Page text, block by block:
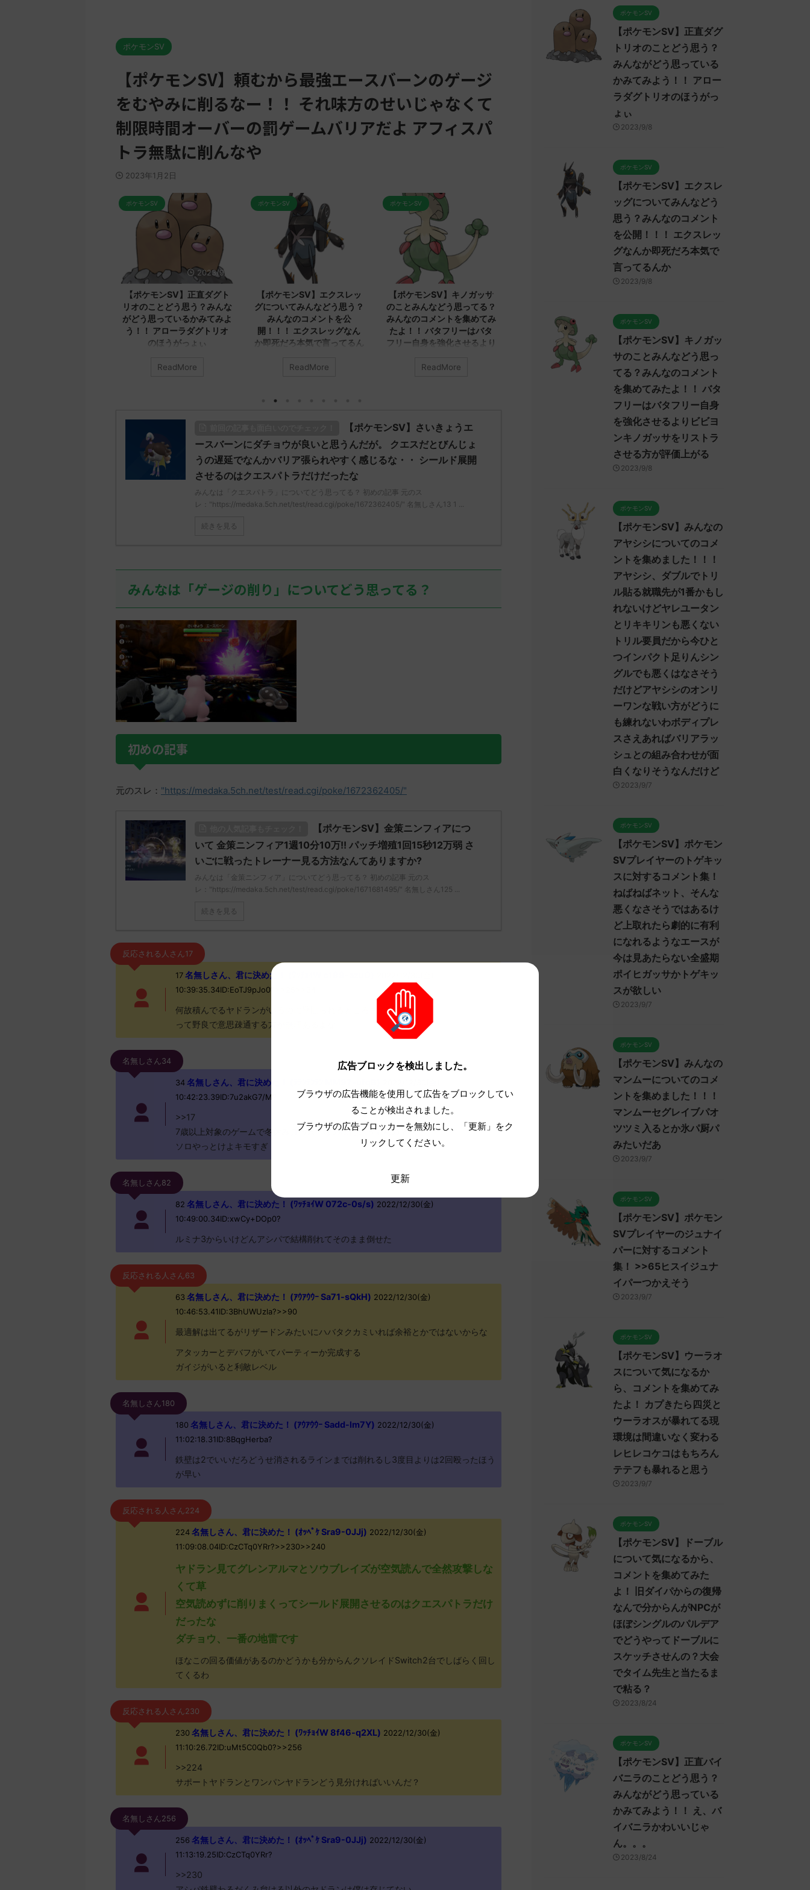
ポケモンSV
【ポケモンSV】頼むから最強エースバーンのゲージ
をむやみに削るなー！！ それ味方のせいじゃなくて
制限時間オーバーの罰ゲームバリアだよ アフィスパ
トラ無駄に削んなや
2023年1月2日
ポケモンSV
2023/9/8
【ポケモンSV】エクスレッ
グについてみんなどう思う？
みんなのコメントを公
開！！！ エクスレッグなん
か即死だろ本気で言ってるん
みんなは「エクスレッグ」につい
/read.cgi/poke/1687575951/" 名
君に決めた！ (ﾜｯﾁｮｲW d56d-
NwUu) 2023/06/28(水)
01:07:00.69ID:oUI00NrJ0 エクス
レッグヘルムかっこいいから助か
る 名無しさん0971 0971 名無しさ
ん、君に決めた！ (ﾜｯﾁｮｲW b524-
ReadMore
ポケモンSV
【ポケモンSV】キノガッサ
のことみんなどう思ってる？
みんなのコメントを集めてみ
たよ！！ バタフリーはバタ
フリー自身を強化させるより
ラさせる方が評価上がる
/read.cgi/poke/1687575951/" 反
応される人さん0623 0623 名無し
さん、君に決めた！ (ｱｳｱｳｳｰ
Sa69-sI2x) 2023/06/27(火)
08:19:23.39ID:KfVqw9Gna 胞子を
覚え忘れたガッサさんあくびを覚
え忘れたラウドボーンさん (´・
ReadMore
ポケモンSV
【ポケモンSV】みんなのア
ヤシシについてのコメントを
集めました！！！ アヤシ
シ、ダブルでトリル貼る就職
先が1番かもしれないけどヤ
くないトリル要員だから今ひ
ディプレスさえあればバリア
ラッシュとの組み合わせが面
白くなりそうなんだけど
みんなは「アヤシシ」についてど
レ："https://medaka.5ch.net/test
/read.cgi/poke/1685459114/" 反応
て、アヤシシ様でアイキャンフラ
イして目の前が真っ暗になる人、
そこそこいるだろうな… 名無しさ
ReadMore
2023/9/7
するコメント集！ ねばねば
ネット、そんな悪くなさそう
ではあるけど上取れたら劇的
に有利になれるようなエース
が今は見あたらない全盛期ポ
イヒガッサかトゲキッスが欲
みんなは「トゲキッス」について
どう思ってる？ 初めの記事 元の
レ："https://medaka.5ch.net/test
/read.cgi/poke/1685459114/" 反応
される人さん0919 0919 名無しさ
23:53:19.96ID:X6LFL4hoM なんで
トゲキッスちゃんをパルデアに入
れてくんないの酷い 反応される人
さん0938 0938 名無しさん、君に
決めた！ (ｽﾌﾟｯｯ Sdbf-EFSw) ...
ReadMore
ポケモンSV
集めました！！！ マンムー
セグレイブパオツツミ入ると
か氷パ厨パみたいだあ
みんなは「マンムー」についてど
う思ってる？ 初めの記事 元のス
/read.cgi/poke/1687361463/" 反
応される人さん0188 0188 名無し
さん、君に決めた！ (ﾜｯﾁｮｲW
10:46:08.94ID:HKBzC1hY0 マンム
ー内定たすかる 名無しさん0241
0241 名無しさん、君に決めた！
ReadMore
【ポケモンSV】さいきょうエ
ースバーンにダチョウが良いと思うんだが。 クエスだとびんじょ
うの遅延でなんかバリア張られやすく感じるな・・ シールド展開
させるのはクエスパトラだけだったな
みんなは「クエスパトラ」についてどう思ってる？ 初めの記事 元のス
レ："https://medaka.5ch.net/test/read.cgi/poke/1672362405/" 名無しさん13 1 ...
続きを見る
みんなは「ゲージの削り」についてどう思ってる？
初めの記事
元のスレ： "https://medaka.5ch.net/test/read.cgi/poke/1672362405/"
【ポケモンSV】金策ニンフィアにつ
いて 金策ニンフィア1週10分10万!! パッチ増殖1回15秒12万弱 さ
いごに戦ったトレーナー見る方法なんてありますか?
みんなは「金策ニンフィア」についてどう思ってる？ 初めの記事 元のス
レ："https://medaka.5ch.net/test/read.cgi/poke/1671681495/" 名無しさん125 ...
続きを見る
反応される人さん17
17名無しさん、君に決めた！ (ﾜｯﾁｮｲW c189-azuO)
10:39:35.34ID:EoTJ9pJo0?>>25>>34
何故積んでるヤドランがいるのに壁貼られるところまで削るのか
って野良で意思疎通する方が無理あるよな
名無しさん34
34名無しさん、君に決めた！ (ﾃﾃﾝﾃﾝﾃﾝ MM97-ufqB)
10:42:23.39ID:7u2akG7/M?
>>17
7歳以上対象のゲームで冬休み真っ只中なのに何いってんの？
ソロやっとけよキモすぎ
名無しさん82
82 名無しさん、君に決めた！ (ﾜｯﾁｮｲW 072c-0s/s) 2022/12/30(金)
10:49:00.34ID:xwCy+DOp0?
ルミナ3からいけどんアシパで結構削れてそのまま倒せた
反応される人さん63
63 名無しさん、君に決めた！ (ｱｳｱｳｳｰ Sa71-sQkH) 2022/12/30(金)
10:46:53.41ID:3BhUWUzla?>>90
最適解は出てるがリザードンみたいにハバタクカミいれば余裕とかではないからな
アタッカーとデバフがいてパーティーか完成する
ガイジがいると利敵レベル
名無しさん180
180 名無しさん、君に決めた！ (ｱｳｱｳｳｰ Sadd-lm7Y) 2022/12/30(金)
11:02:18.31ID:8BqgHerba?
鉄壁は2でいいだろどうせ消されるラインまでは削れるし3度目よりは2回殴ったほう
が早い
反応される人さん224
224名無しさん、君に決めた！ (ｵｯﾍﾟｹ Sra9-0JJj) 2022/12/30(金)
11:09:08.04ID:CzCTq0YRr?>>230>>240
ヤドラン見てグレンアルマとソウブレイズが空気読んで全然攻撃しな
くて草
空気読めずに削りまくってシールド展開させるのはクエスパトラだけ
だったな
ダチョウ、一番の地雷です
ほなこの回る価値があるのかどうかも分からんクソレイドSwitch2台でしばらく回し
てくるわ
反応される人さん230
230 名無しさん、君に決めた！ (ﾜｯﾁｮｲW 8f46-q2XL) 2022/12/30(金)
11:10:26.72ID:uMt5C0Qb0?>>256
>>224
サポートヤドランとワンパンヤドランどう見分ければいいんだ？
名無しさん256
256 名無しさん、君に決めた！ (ｵｯﾍﾟｹ Sra9-0JJj) 2022/12/30(金)
11:13:19.25ID:CzCTq0YRr?
>>230
ポケモンSV
【ポケモンSV】正直ダグ
トリオのことどう思う？
みんながどう思っている
かみてみよう！！ アロー
ラダグトリオのほうがっ
ょぃ
2023/9/8
ポケモンSV
【ポケモンSV】エクスレ
ッグについてみんなどう
思う？みんなのコメント
を公開！！！ エクスレッ
グなんか即死だろ本気で
言ってるんか
2023/9/8
ポケモンSV
【ポケモンSV】キノガッ
サのことみんなどう思っ
てる？みんなのコメント
を集めてみたよ！！ バタ
フリーはバタフリー自身
を強化させるよりビビヨ
ンキノガッサをリストラ
させる方が評価上がる
2023/9/8
ポケモンSV
【ポケモンSV】みんなの
アヤシシについてのコメ
ントを集めました！！！
アヤシシ、ダブルでトリ
ル貼る就職先が1番かもし
れないけどヤレユータン
とリキキリンも悪くない
トリル要員だから今ひと
つインパクト足りんシン
グルでも悪くはなさそう
だけどアヤシシのオンリ
ーワンな戦い方がどうに
も練れないわボディプレ
スさえあればバリアラッ
シュとの組み合わせが面
白くなりそうなんだけど
2023/9/7
ポケモンSV
【ポケモンSV】ポケモン
SVプレイヤーのトゲキッ
スに対するコメント集！
ねばねばネット、そんな
悪くなさそうではあるけ
ど上取れたら劇的に有利
になれるようなエースが
今は見あたらない全盛期
ポイヒガッサかトゲキッ
スが欲しい
2023/9/7
ポケモンSV
【ポケモンSV】みんなの
マンムーについてのコメ
ントを集めました！！！
マンムーセグレイブパオ
ツツミ入るとか氷パ厨パ
みたいだあ
2023/9/7
ポケモンSV
【ポケモンSV】ポケモン
SVプレイヤーのジュナイ
パーに対するコメント
集！ >>65ヒスイジュナ
イパーつかえそう
2023/9/7
ポケモンSV
【ポケモンSV】ウーラオ
スについて気になるか
ら、コメントを集めてみ
たよ！ カプきたら四災と
ウーラオスが暴れてる現
環境は間違いなく変わる
レヒレコケコはもちろん
テテフも暴れると思う
2023/9/7
ポケモンSV
【ポケモンSV】ドーブル
について気になるから、
コメントを集めてみた
よ！ 旧ダイパからの復帰
なんで分からんがNPCが
ほぼシングルのパルデア
でどうやってドーブルに
スケッチさせんの？大会
でタイム先生と当たるま
で粘る？
2023/8/24
ポケモンSV
【ポケモンSV】正直バイ
バニラのことどう思う？
みんながどう思っている
かみてみよう！！ え、バ
イバニラかわいいじゃ
ん。。。
2023/8/24
広告ブロックを検出しました。
ブラウザの広告機能を使用して広告をブロックしてい
ることが検出されました。
ブラウザの広告ブロッカーを無効にし、「更新」をク
リックしてください。
更新